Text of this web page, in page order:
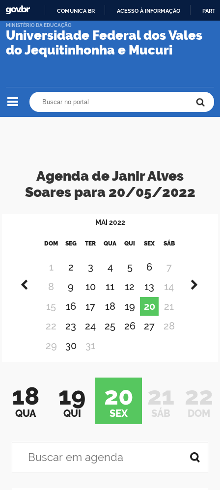
PARA
CONTEÚDO
COMUNICA BR ACESSO À INFORMAÇÃO
Universidade Federal dos Vales
do Jequitinhonha e Mucuri
MINISTÉRIO DA EDUCAÇÃO
Agenda de Janir Alves
Soares para 20/05/2022
MAI 2022
DOM SEG TER QUA QUI SEX SÁB
1 2 3 4 5 6
7
8
9 10 11 12 13
14
15
16 17 18 19 20
21
22
23 24 25 26 27
28
29
30 31
18
QUA
19
QUI
20
SEX
21
SÁB
22
DOM